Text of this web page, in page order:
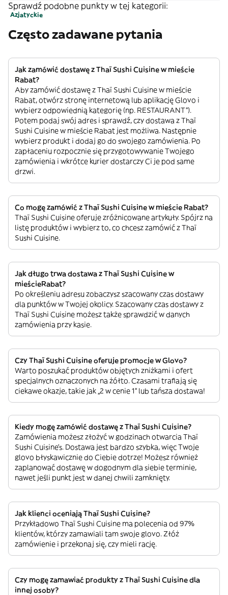
Sprawdź podobne punkty w tej kategorii:
Azjatyckie
Często zadawane pytania
Jak zamówić dostawę z Thaï Sushi Cuisine w mieście
Rabat?
Aby zamówić dostawę z Thaï Sushi Cuisine w mieście
Rabat, otwórz stronę internetową lub aplikację Glovo i
wybierz odpowiednią kategorię (np. RESTAURANT”).
Potem podaj swój adres i sprawdź, czy dostawa z Thaï
Sushi Cuisine w mieście Rabat jest możliwa. Następnie
wybierz produkt i dodaj go do swojego zamówienia. Po
zapłaceniu rozpocznie się przygotowywanie Twojego
zamówienia i wkrótce kurier dostarczy Ci je pod same
drzwi.
Co mogę zamówić z Thaï Sushi Cuisine w mieście Rabat?
Thaï Sushi Cuisine oferuje zróżnicowane artykuły. Spójrz na
listę produktów i wybierz to, co chcesz zamówić z Thaï
Sushi Cuisine.
Jak długo trwa dostawa z Thaï Sushi Cuisine w
mieścieRabat?
Po określeniu adresu zobaczysz szacowany czas dostawy
dla punktów w Twojej okolicy. Szacowany czas dostawy z
Thaï Sushi Cuisine możesz także sprawdzić w danych
zamówienia przy kasie.
Czy Thaï Sushi Cuisine oferuje promocje w Glovo?
Warto poszukać produktów objętych zniżkami i ofert
specjalnych oznaczonych na żółto. Czasami trafiają się
ciekawe okazje, takie jak „2 w cenie 1” lub tańsza dostawa!
Kiedy mogę zamówić dostawę z Thaï Sushi Cuisine?
Zamówienia możesz złożyć w godzinach otwarcia Thaï
Sushi Cuisine’s. Dostawa jest bardzo szybka, więc Twoje
glovo błyskawicznie do Ciebie dotrze! Możesz również
zaplanować dostawę w dogodnym dla siebie terminie,
nawet jeśli punkt jest w danej chwili zamknięty.
Jak klienci oceniają Thaï Sushi Cuisine?
Przykładowo Thaï Sushi Cuisine ma polecenia od 97%
klientów, którzy zamawiali tam swoje glovo. Złóż
zamówienie i przekonaj się, czy mieli rację.
Czy mogę zamawiać produkty z Thaï Sushi Cuisine dla
innej osoby?